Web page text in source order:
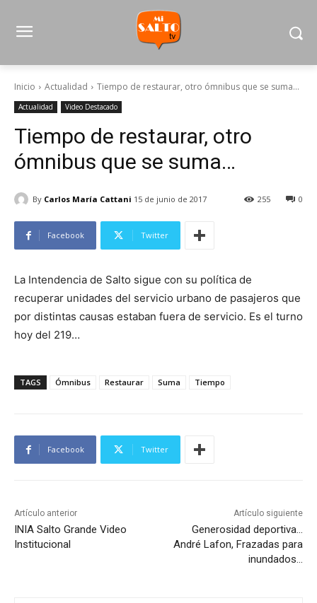
Inicio Actualidad Tiempo de restaurar, otro ómnibus que se suma...
Actualidad Video Destacado
Tiempo de restaurar, otro
ómnibus que se suma…
By Carlos María Cattani 15 de junio de 2017 0
255
Facebook Twitter
La Intendencia de Salto sigue con su política de
recuperar unidades del servicio urbano de pasajeros que
por distintas causas estaban fuera de servicio. Es el turno
hoy del 219…
TAGS Ómnibus Restaurar Suma Tiempo
Facebook Twitter
Artículo anterior
INIA Salto Grande Video
Institucional
Artículo siguiente
Generosidad deportiva…
André Lafon, Frazadas para
inundados…